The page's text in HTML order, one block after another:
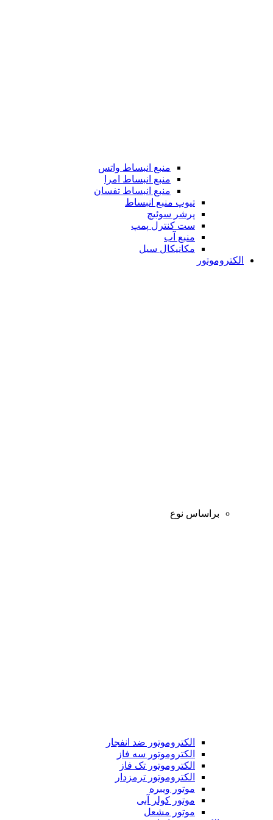
منبع انبساط واتس
منبع انبساط امرا
منبع انبساط تفسان
تیوپ منبع انبساط
پرشر سوئیچ
ست کنترل پمپ
منبع آب
مکانیکال سیل
الکتروموتور
براساس نوع
الکتروموتور ضد انفجار
الکتروموتور سه فاز
الکتروموتور تک فاز
الکتروموتور ترمزدار
موتور ویبره
موتور کولر آبی
موتور مشعل